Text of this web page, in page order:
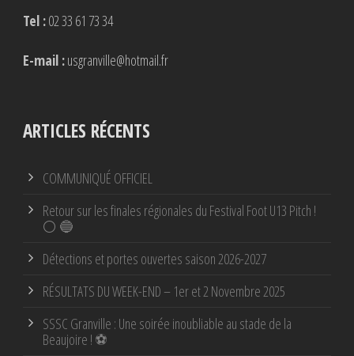
Tel :02 33 61 73 34
E-mail :usgranville@hotmail.fr
ARTICLES RÉCENTS
COMMUNIQUÉ OFFICIEL
Retour sur les finales régionales du Festival Foot U13 Pitch !
⚪ 🔵
Détections et portes ouvertes saison 2026-2027
RÉSULTATS DU WEEK-END – 1er et 2 Novembre 2025
SSSC Granville : Une soirée inoubliable au stade de la
Beaujoire ! ⚽